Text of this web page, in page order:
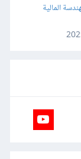
المالية